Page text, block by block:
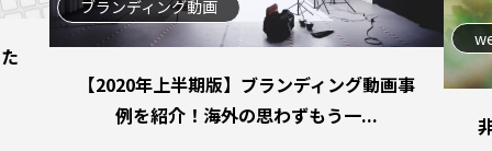
ブランディング動画
【2020年上半期版】ブランディング動画事
例を紹介！海外の思わずもう一...